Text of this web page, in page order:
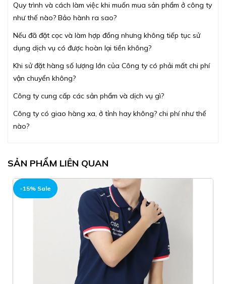
Quy trình và cách làm việc khi muốn mua sản phẩm ở công ty
như thế nào? Bảo hành ra sao?
Nếu đã đặt cọc và làm hợp đồng nhưng không tiếp tục sử
dụng dịch vụ có được hoàn lại tiền không?
Khi sử đặt hàng số lượng lớn của Công ty có phải mất chi phí
vận chuyển không?
Công ty cung cấp các sản phẩm và dịch vụ gì?
Công ty có giao hàng xa, ở tỉnh hay không? chi phí như thế
nào?
SẢN PHẨM LIÊN QUAN
-15% Sale